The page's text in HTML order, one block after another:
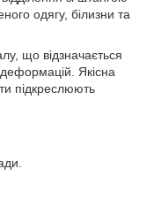
одягу, білизни та
що відзначається
деформацій. Якісна
підкреслюють